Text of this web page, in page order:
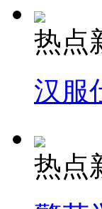
热点
汉服
热点